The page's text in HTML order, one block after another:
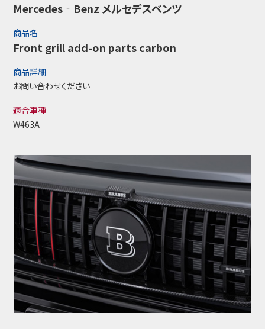
Mercedes‐Benz メルセデスベンツ
商品名
Front grill add-on parts carbon
商品詳細
お問い合わせください
適合車種
W463A